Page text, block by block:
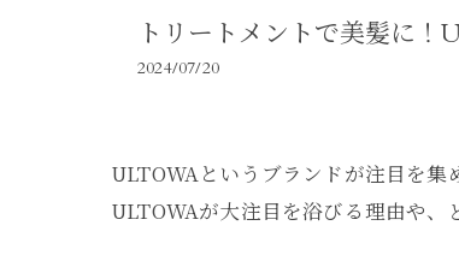
トリートメントで美髪に
2024/07/20
ULTOWAというブランドが注目を集
ULTOWAが大注目を浴びる理由や、